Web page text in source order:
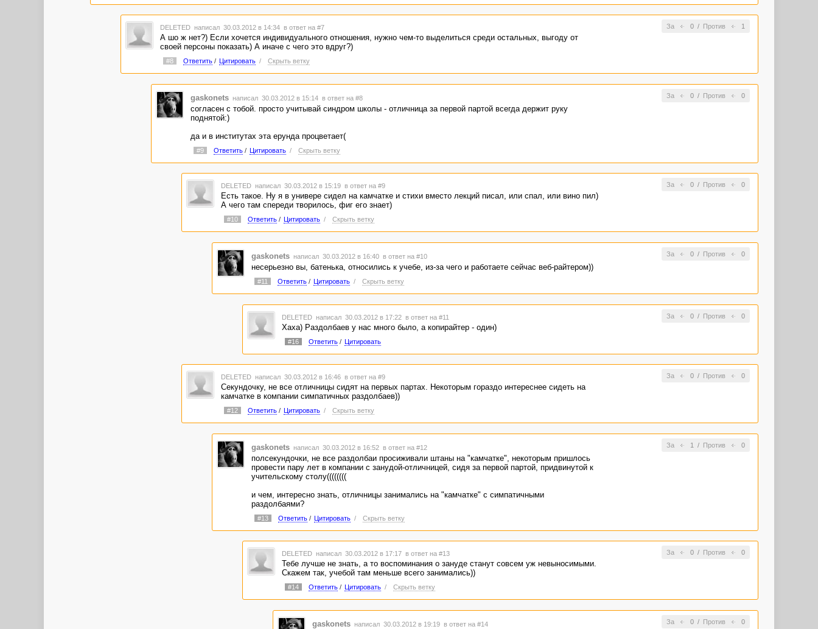
За 0/ Против 1
DELETED написал 30.03.2012 в 14:34 в ответ на #7
А шо ж нет?) Если хочется индивидуального отношения, нужно чем-то выделиться среди остальных, выгоду от
своей персоны показать) А иначе с чего это вдруг?)
#8 Ответить/ Цитировать / Скрыть ветку
За 0/ Против 0
gaskonets написал 30.03.2012 в 15:14 в ответ на #8
согласен с тобой. просто учитывай синдром школы - отличница за первой партой всегда держит руку
поднятой:)
да и в институтах эта ерунда процветает(
#9 Ответить/ Цитировать / Скрыть ветку
За 0/ Против 0
DELETED написал 30.03.2012 в 15:19 в ответ на #9
Есть такое. Ну я в универе сидел на камчатке и стихи вместо лекций писал, или спал, или вино пил)
А чего там спереди творилось, фиг его знает)
#10 Ответить/ Цитировать / Скрыть ветку
За 0/ Против 0
gaskonets написал 30.03.2012 в 16:40 в ответ на #10
несерьезно вы, батенька, относились к учебе, из-за чего и работаете сейчас веб-райтером))
#11 Ответить/ Цитировать / Скрыть ветку
За 0/ Против 0
DELETED написал 30.03.2012 в 17:22 в ответ на #11
Хаха) Раздолбаев у нас много было, а копирайтер - один)
#16 Ответить/ Цитировать
За 0/ Против 0
DELETED написал 30.03.2012 в 16:46 в ответ на #9
Секундочку, не все отличницы сидят на первых партах. Некоторым гораздо интереснее сидеть на
камчатке в компании симпатичных раздолбаев))
#12 Ответить/ Цитировать / Скрыть ветку
За 1 / Против 0
gaskonets написал 30.03.2012 в 16:52 в ответ на #12
полсекундочки, не все раздолбаи просиживали штаны на "камчатке", некоторым пришлось
провести пару лет в компании с занудой-отличницей, сидя за первой партой, придвинутой к
учительскому столу((((((((
и чем, интересно знать, отличницы занимались на "камчатке" с симпатичными
раздолбаями?
#13 Ответить/ Цитировать / Скрыть ветку
За 0/ Против 0
DELETED написал 30.03.2012 в 17:17 в ответ на #13
Тебе лучше не знать, а то воспоминания о зануде станут совсем уж невыносимыми.
Скажем так, учебой там меньше всего занимались))
#14 Ответить/ Цитировать / Скрыть ветку
За 0/ Против 0
gaskonets написал 30.03.2012 в 19:19 в ответ на #14